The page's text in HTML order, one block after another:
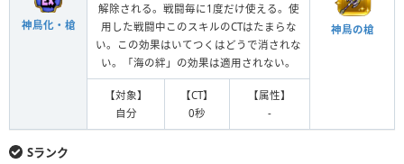
神鳥化・槍
解除される。戦闘毎に1度だけ使える。使
用した戦闘中このスキルのCTはたまらな
い。この効果はいてつくはどうで消されな
い。「海の絆」の効果は適用されない。
神鳥の槍
【対象】
自分
【CT】
0秒
【属性】
-
Sランク